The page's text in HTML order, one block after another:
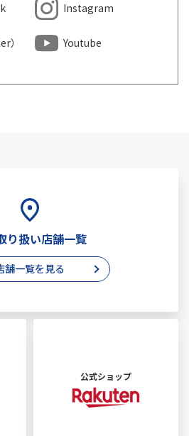
Instagram
） Youtube
り扱い店舗一覧
舗一覧を見る
公式ショップ